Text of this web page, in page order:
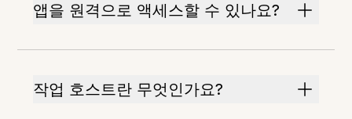
앱을 원격으로 액세스할 수 있나요?
작업 호스트란 무엇인가요?